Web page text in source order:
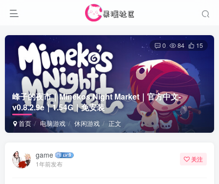
峰子的夜市｜Minekos Night Market｜官方中文-
v0.8.2.9e｜1.54G｜免安装
首页 电脑游戏 休闲游戏 正文
0 84 15
game
1年前发布
关注